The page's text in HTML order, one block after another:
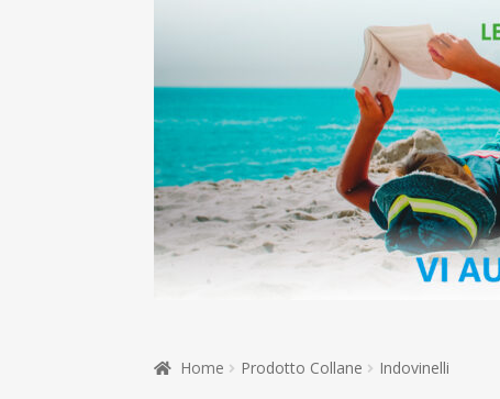
Home Prodotto Collane Indovinelli